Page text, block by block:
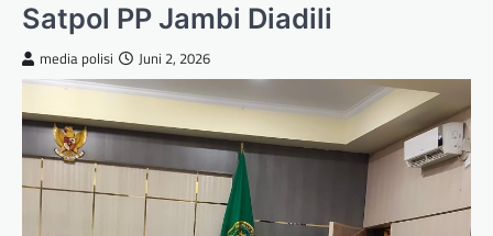
Satpol PP Jambi Diadili
media polisi Juni 2, 2026